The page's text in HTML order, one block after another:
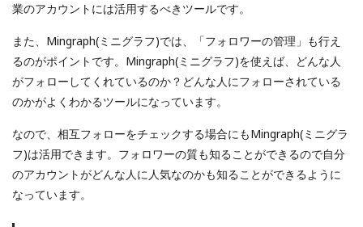
業のアカウントには活用するべきツールです。
また、Mingraph(ミニグラフ)では、「フォロワーの管理」も行え
るのがポイントです。Mingraph(ミニグラフ)を使えば、どんな人
がフォローしてくれているのか？どんな人にフォローされている
のかがよくわかるツールになっています。
なので、相互フォローをチェックする場合にもMingraph(ミニグラ
フ)は活用できます。フォロワーの質も知ることができるので自分
のアカウントがどんな人に人気なのかも知ることができるように
なっています。